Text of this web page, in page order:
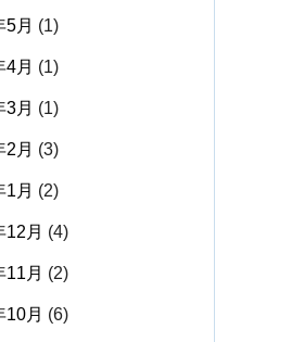
5月 (1)
4月 (1)
3月 (1)
2月 (3)
1月 (2)
12月 (4)
11月 (2)
10月 (6)